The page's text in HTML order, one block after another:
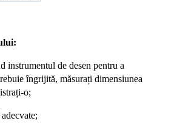
instrumentul de desen pentru a
îngrijită, măsurați dimensiunea
o;